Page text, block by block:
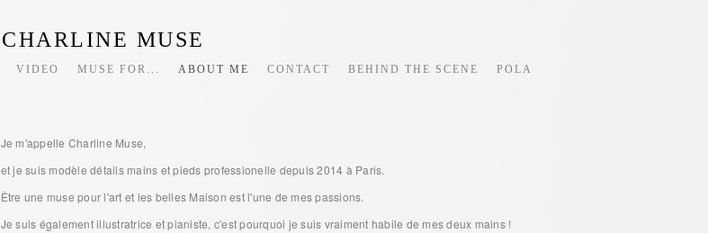
CHARLINE MUSE
VIDEO MUSE FOR... ABOUT ME CONTACT BEHIND THE SCENE POLA
Je m'appelle Charline Muse,
et je suis modèle détails mains et pieds professionelle depuis 2014 à Paris.
Être une muse pour l'art et les belles Maison est l'une de mes passions.
Je suis également illustratrice et pianiste, c'est pourquoi je suis vraiment habile de mes deux mains !